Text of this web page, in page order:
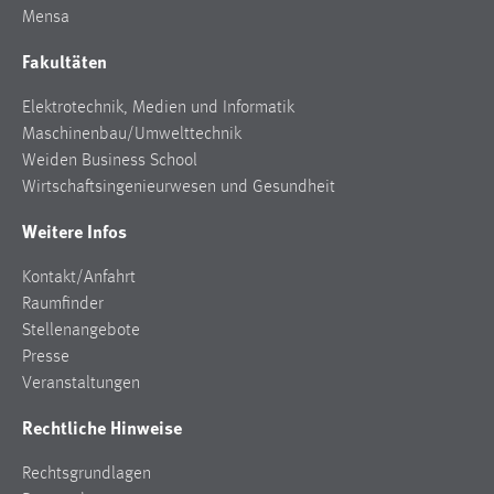
Mensa
Fakultäten
Elektrotechnik, Medien und Informatik
Maschinenbau/Umwelttechnik
Weiden Business School
Wirtschaftsingenieurwesen und Gesundheit
Weitere Infos
Kontakt/Anfahrt
Raumfinder
Stellenangebote
Presse
Veranstaltungen
Rechtliche Hinweise
Rechtsgrundlagen
einloggen zu können.
Cookie Laufzeit:
24 Stunden
STATISTIK
Diese Informationen helfen uns zu verstehen, wie
unsere Besucher unsere Website nutzen.
_pk_ref, _pk_cvar, _pk_id, _pk_ses
Zweck: